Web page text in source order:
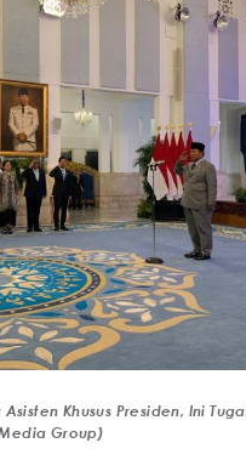
Khusus Presiden, Ini
Group)